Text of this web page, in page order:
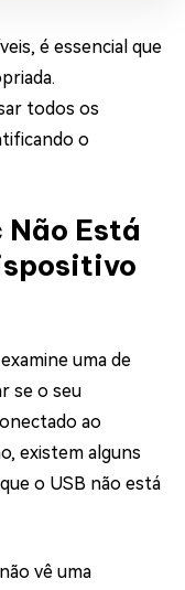
é essencial que
todos os
o
Não Está
uma de
se o seu
ao
existem alguns
o USB não está
vê uma